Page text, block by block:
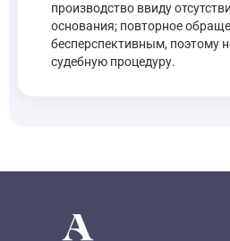
производство ввиду
основания; повторное
бесперспективным, поэтому
судебную процедуру.